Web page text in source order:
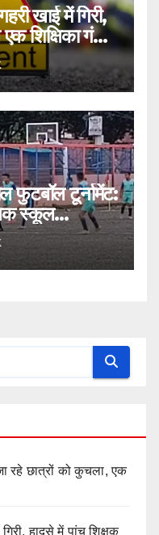
खाई में गिरी,
शिक्षिका गंभीर
फुटबॉल टूर्नामेंट:
स्कूल
रहे छात्रों को कुचला, एक
हादसे में पांच शिक्षक